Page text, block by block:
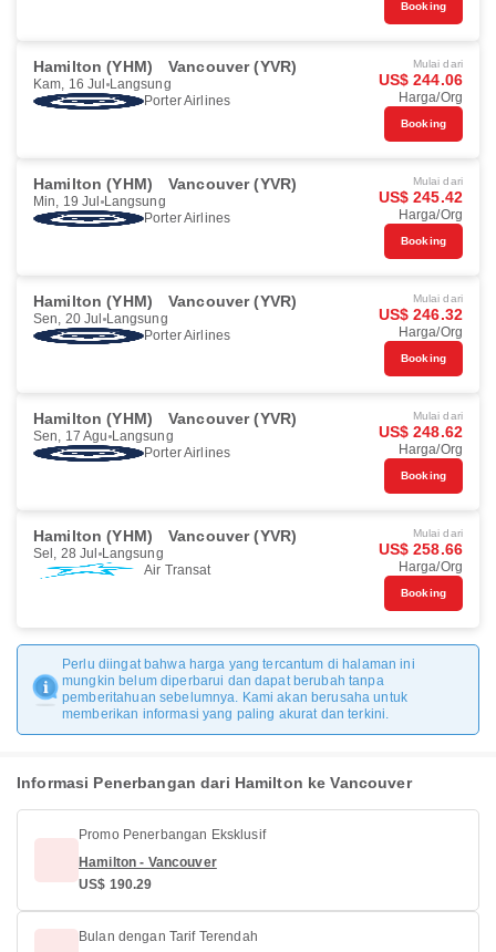
Booking
Hamilton (YHM) Vancouver (YVR)
Kam, 16 Jul Langsung
Porter Airlines
Mulai dari
US$ 244.06
Harga/Org
Booking
Hamilton (YHM) Vancouver (YVR)
Min, 19 Jul Langsung
Porter Airlines
Mulai dari
US$ 245.42
Harga/Org
Booking
Hamilton (YHM) Vancouver (YVR)
Sen, 20 Jul Langsung
Porter Airlines
Mulai dari
US$ 246.32
Harga/Org
Booking
Hamilton (YHM) Vancouver (YVR)
Sen, 17 Agu Langsung
Porter Airlines
Mulai dari
US$ 248.62
Harga/Org
Booking
Hamilton (YHM) Vancouver (YVR)
Sel, 28 Jul Langsung
Air Transat
Mulai dari
US$ 258.66
Harga/Org
Booking
Perlu diingat bahwa harga yang tercantum di halaman ini
mungkin belum diperbarui dan dapat berubah tanpa
pemberitahuan sebelumnya. Kami akan berusaha untuk
memberikan informasi yang paling akurat dan terkini.
Informasi Penerbangan dari Hamilton ke Vancouver
Promo Penerbangan Eksklusif
Hamilton - Vancouver
US$ 190.29
Bulan dengan Tarif Terendah